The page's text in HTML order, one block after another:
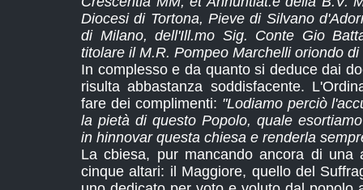
Diocesi di Tortona, Pieve di Silvano
di Milano, dell'Ill.mo Sig. Conte Gio
titolare il M.R. Pompeo Marchelli oriondo
In complesso e da quanto si deduce dai
risulta abbastanza soddisfacente.
fare dei complimenti: "Lodiamo perciò
la pietà di questo Popolo, quale
in hinnovar questa chiesa e renderla
La cbiesa, pur mancando ancora di una
cinque altari: il Maggiore, quello del